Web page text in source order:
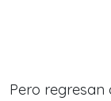
Pero